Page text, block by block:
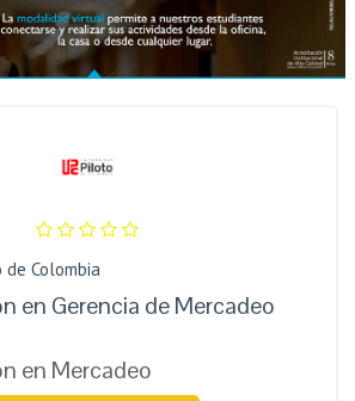
Colombia
en Gerencia de Mercadeo
en Mercadeo